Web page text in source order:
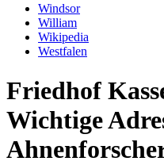
Windsor
William
Wikipedia
Westfalen
Friedhof
Wichtige